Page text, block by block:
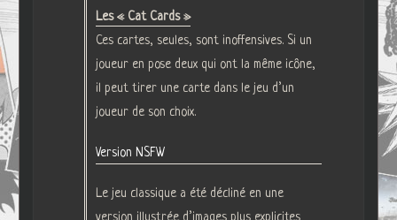
Les « Cat Cards »
Ces cartes, seules, sont inoffensives. Si un
joueur en pose deux qui ont la même icône,
il peut tirer une carte dans le jeu d’un
joueur de son choix.
Version NSFW
Le jeu classique a été décliné en une
version illustrée d’images plus explicites